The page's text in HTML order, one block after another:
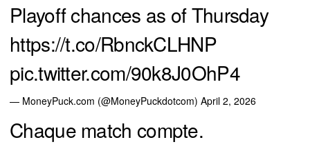
Playoff chances as of Thursday
https://t.co/RbnckCLHNP
pic.twitter.com/90k8J0OhP4
— MoneyPuck.com (@MoneyPuckdotcom) April 2, 2026
Chaque match compte.